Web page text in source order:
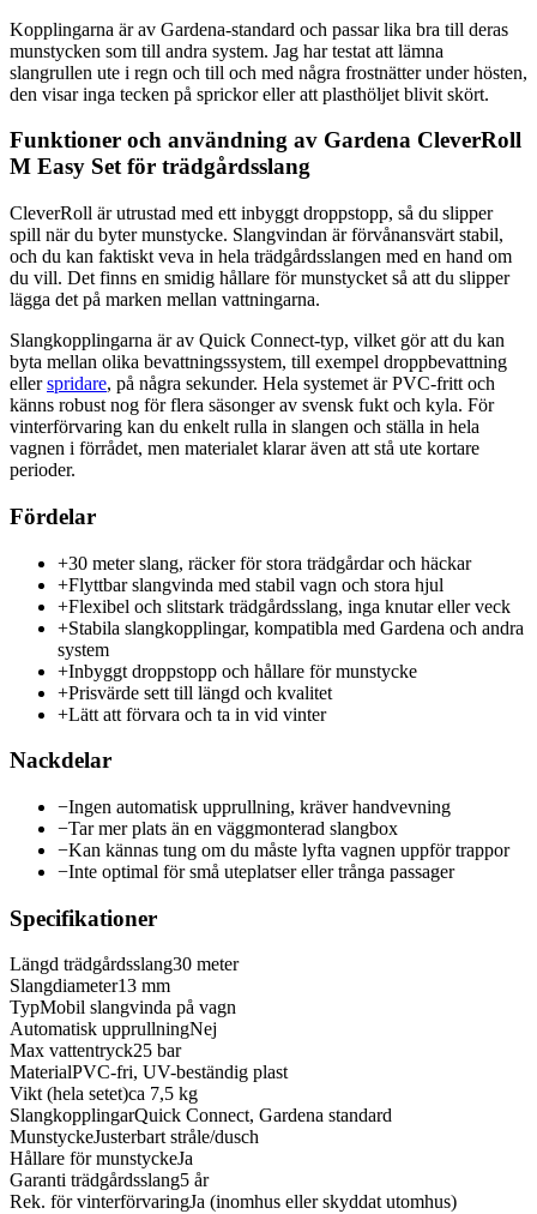
Kopplingarna är av Gardena-standard och passar lika bra till deras
munstycken som till andra system. Jag har testat att lämna
slangrullen ute i regn och till och med några frostnätter under hösten,
den visar inga tecken på sprickor eller att plasthöljet blivit skört.
Funktioner och användning av Gardena CleverRoll
M Easy Set för trädgårdsslang
CleverRoll är utrustad med ett inbyggt droppstopp, så du slipper
spill när du byter munstycke. Slangvindan är förvånansvärt stabil,
och du kan faktiskt veva in hela trädgårdsslangen med en hand om
du vill. Det finns en smidig hållare för munstycket så att du slipper
lägga det på marken mellan vattningarna.
Slangkopplingarna är av Quick Connect-typ, vilket gör att du kan
byta mellan olika bevattningssystem, till exempel droppbevattning
ellerspridare, på några sekunder. Hela systemet är PVC-fritt och
känns robust nog för flera säsonger av svensk fukt och kyla. För
vinterförvaring kan du enkelt rulla in slangen och ställa in hela
vagnen i förrådet, men materialet klarar även att stå ute kortare
perioder.
Fördelar
+30 meter slang, räcker för stora trädgårdar och häckar
+Flyttbar slangvinda med stabil vagn och stora hjul
+Flexibel och slitstark trädgårdsslang, inga knutar eller veck
+Stabila slangkopplingar, kompatibla med Gardena och andra
system
+Inbyggt droppstopp och hållare för munstycke
+Prisvärde sett till längd och kvalitet
+Lätt att förvara och ta in vid vinter
Nackdelar
−Ingen automatisk upprullning, kräver handvevning
−Tar mer plats än en väggmonterad slangbox
−Kan kännas tung om du måste lyfta vagnen uppför trappor
−Inte optimal för små uteplatser eller trånga passager
Specifikationer
Längd trädgårdsslang30 meter
Slangdiameter13 mm
TypMobil slangvinda på vagn
Automatisk upprullningNej
Max vattentryck25 bar
MaterialPVC-fri, UV-beständig plast
Vikt (hela setet)ca 7,5 kg
SlangkopplingarQuick Connect, Gardena standard
MunstyckeJusterbart stråle/dusch
Hållare för munstyckeJa
Garanti trädgårdsslang5 år
Rek. för vinterförvaringJa (inomhus eller skyddat utomhus)